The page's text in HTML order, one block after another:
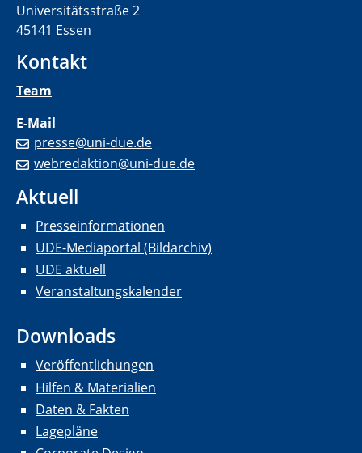
Universitätsstraße 2
45141 Essen
Kontakt
Team
E-Mail
presse@uni-due.de
webredaktion@uni-due.de
Aktuell
Presseinformationen
UDE-Mediaportal (Bildarchiv)
UDE aktuell
Veranstaltungskalender
Downloads
Veröffentlichungen
Hilfen & Materialien
Daten & Fakten
Lagepläne